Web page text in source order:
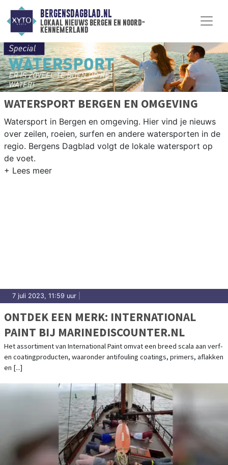
BERGENSDAGBLAD.NL
lokaal nieuws bergen en noord-
kennemerland
WATERSPORT BERGEN EN OMGEVING
Watersport in Bergen en omgeving. Hier vind je nieuws
over zeilen, roeien, surfen en andere watersporten in de
regio. Bergens Dagblad volgt de lokale watersport op
de voet.
7 juli 2023, 11:59 uur
ONTDEK EEN MERK: INTERNATIONAL
PAINT BIJ MARINEDISCOUNTER.NL
Het assortiment van International Paint omvat een breed scala aan verf-
en coatingproducten, waaronder antifouling coatings, primers, aflakken
en [...]